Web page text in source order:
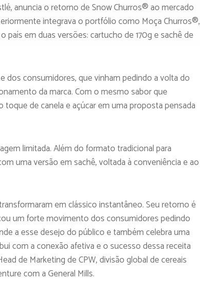
anuncia o retorno de Snow Churros® ao mercado
integrava o portfólio como Moça Churros®,
em duas versões: cartucho de 170g e sachê de
dos consumidores, que vinham pedindo a volta do
da marca. Com o mesmo sabor que
de canela e açúcar em uma proposta pensada
limitada. Além do formato tradicional para
uma versão em sachê, voltada à conveniência e ao
em clássico instantâneo. Seu retorno é
um forte movimento dos consumidores pedindo
a esse desejo do público e também celebra uma
com a conexão afetiva e o sucesso dessa receita
de Marketing de CPW, divisão global de cereais
com a General Mills.